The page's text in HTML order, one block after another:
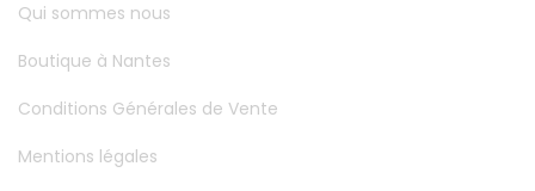
Qui sommes nous
Boutique à Nantes
Conditions Générales de Vente
Mentions légales